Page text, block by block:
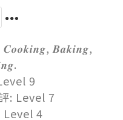
𝑩𝒂𝒌𝒊𝒏𝒈,
9
: Level 7
Level 4